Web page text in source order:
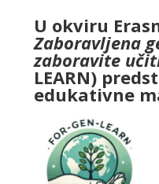
U okviru
Zaboravljena
zaboravite
LEARN)
edukativne